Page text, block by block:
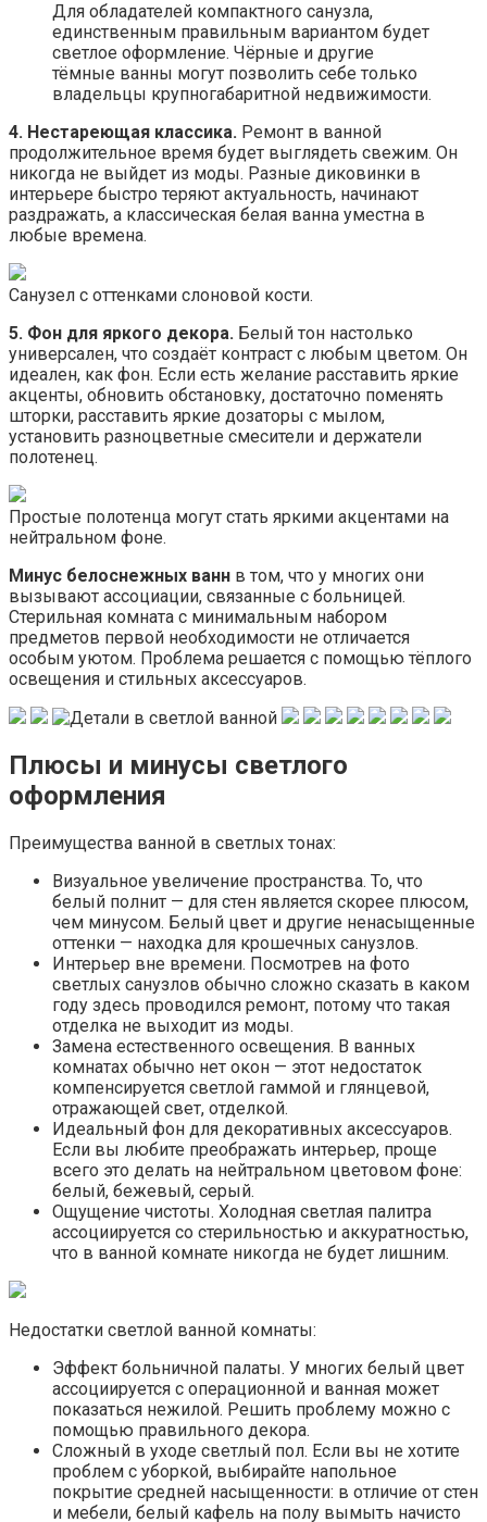
Для обладателей компактного санузла,
единственным правильным вариантом будет
светлое оформление. Чёрные и другие
тёмные ванны могут позволить себе только
владельцы крупногабаритной недвижимости.
4. Нестареющая классика. Ремонт в ванной
продолжительное время будет выглядеть свежим. Он
никогда не выйдет из моды. Разные диковинки в
интерьере быстро теряют актуальность, начинают
раздражать, а классическая белая ванна уместна в
любые времена.
Санузел с оттенками слоновой кости.
5. Фон для яркого декора. Белый тон настолько
универсален, что создаёт контраст с любым цветом. Он
идеален, как фон. Если есть желание расставить яркие
акценты, обновить обстановку, достаточно поменять
шторки, расставить яркие дозаторы с мылом,
установить разноцветные смесители и держатели
полотенец.
Простые полотенца могут стать яркими акцентами на
нейтральном фоне.
Минус белоснежных ванн в том, что у многих они
вызывают ассоциации, связанные с больницей.
Стерильная комната с минимальным набором
предметов первой необходимости не отличается
особым уютом. Проблема решается с помощью тёплого
освещения и стильных аксессуаров.
Плюсы и минусы светлого
оформления
Преимущества ванной в светлых тонах:
Визуальное увеличение пространства. То, что
белый полнит — для стен является скорее плюсом,
чем минусом. Белый цвет и другие ненасыщенные
оттенки — находка для крошечных санузлов.
Интерьер вне времени. Посмотрев на фото
светлых санузлов обычно сложно сказать в каком
году здесь проводился ремонт, потому что такая
отделка не выходит из моды.
Замена естественного освещения. В ванных
комнатах обычно нет окон — этот недостаток
компенсируется светлой гаммой и глянцевой,
отражающей свет, отделкой.
Идеальный фон для декоративных аксессуаров.
Если вы любите преображать интерьер, проще
всего это делать на нейтральном цветовом фоне:
белый, бежевый, серый.
Ощущение чистоты. Холодная светлая палитра
ассоциируется со стерильностью и аккуратностью,
что в ванной комнате никогда не будет лишним.
Недостатки светлой ванной комнаты:
Эффект больничной палаты. У многих белый цвет
ассоциируется с операционной и ванная может
показаться нежилой. Решить проблему можно с
помощью правильного декора.
Сложный в уходе светлый пол. Если вы не хотите
проблем с уборкой, выбирайте напольное
покрытие средней насыщенности: в отличие от стен
и мебели, белый кафель на полу вымыть начисто